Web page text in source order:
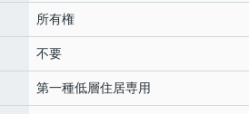
所有権
不要
第一種低層住居専用